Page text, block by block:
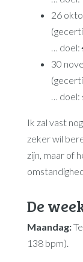
26
… doel:
30
… doel:
Ik zal vast
zeker wil
zijn, maar of
De
Maandag:
138 bpm).